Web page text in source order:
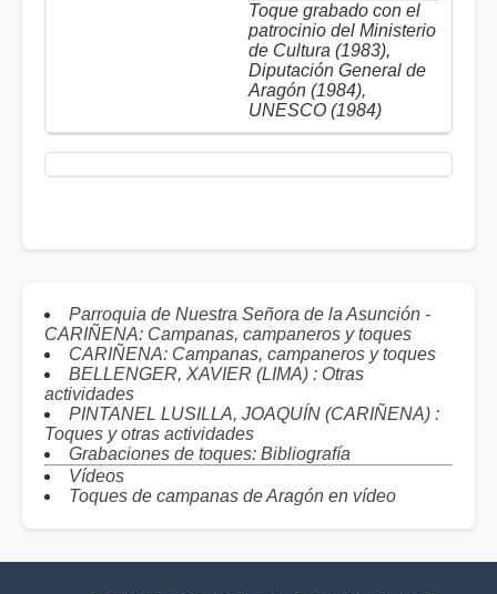
Toque grabado con el
patrocinio del Ministerio
de Cultura (1983),
Diputación General de
Aragón (1984),
UNESCO (1984)
Parroquia de Nuestra Señora de la Asunción -
CARIÑENA: Campanas, campaneros y toques
CARIÑENA: Campanas, campaneros y toques
BELLENGER, XAVIER (LIMA) : Otras
actividades
PINTANEL LUSILLA, JOAQUÍN (CARIÑENA) :
Toques y otras actividades
Grabaciones de toques: Bibliografía
Vídeos
Toques de campanas de Aragón en vídeo